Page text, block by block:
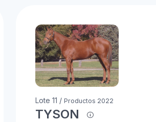
Lote 11 /Productos 2022
TYSON